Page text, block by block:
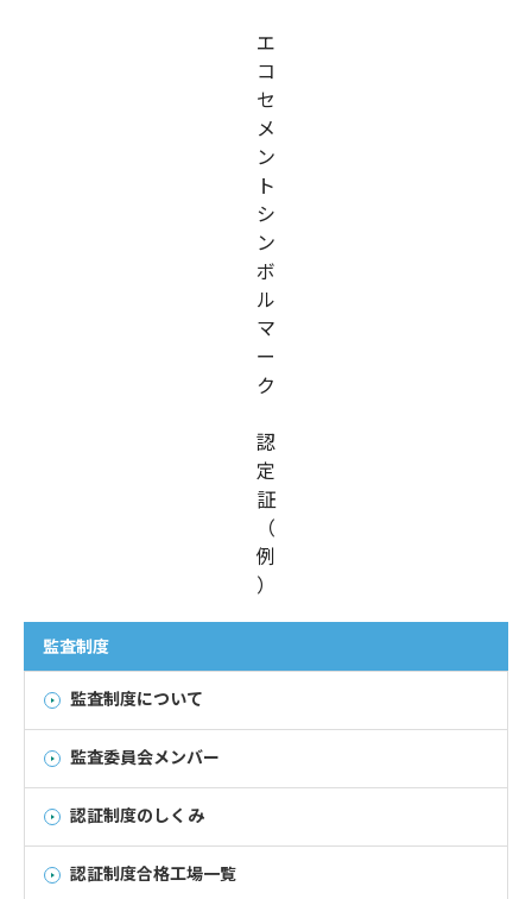
エ
コ
セ
メ
ン
ト
シ
ン
ボ
ル
マ
ー
ク
認
定
証
（
例
）
監査制度
監査制度について
監査委員会メンバー
認証制度のしくみ
認証制度合格工場一覧